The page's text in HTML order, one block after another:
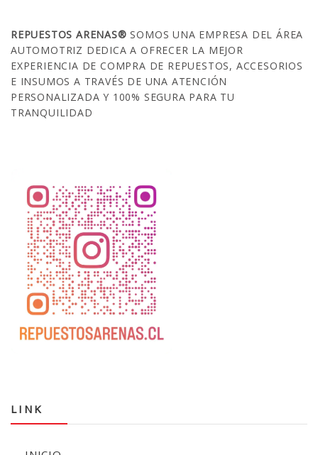
REPUESTOS ARENAS®SOMOS UNA EMPRESA DEL ÁREA
AUTOMOTRIZ DEDICA A OFRECER LA MEJOR
EXPERIENCIA DE COMPRA DE REPUESTOS, ACCESORIOS
E INSUMOS A TRAVÉS DE UNA ATENCIÓN
PERSONALIZADA Y 100% SEGURA PARA TU
TRANQUILIDAD
LINK